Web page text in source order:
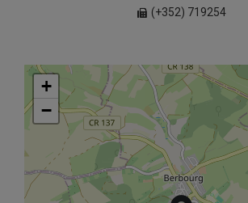
(+352) 719254
+
−
+
−